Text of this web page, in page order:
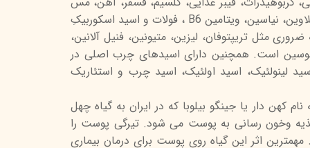
و روی، ویتامین، تیامین، ریبوفلاوین، نیاسین، ویتامین B6 ، فولات و اسید اسکوربیکِ
مثل تریپتوفان، لیزین، متیونین، فنیل آلانین،
است. همچنین دارای اسیدهای چرب اصلی در
لینولئیک، اسید اولئیک، اسید چرب و استئاریک
کهن دار یا جینگو بیلوبا که در ایران به گیاه چهل
وخون رسانی به پوست می شود. تیرگی پوست را
مهمترین اثر این گیاه روی پوست برای درمان بیماری